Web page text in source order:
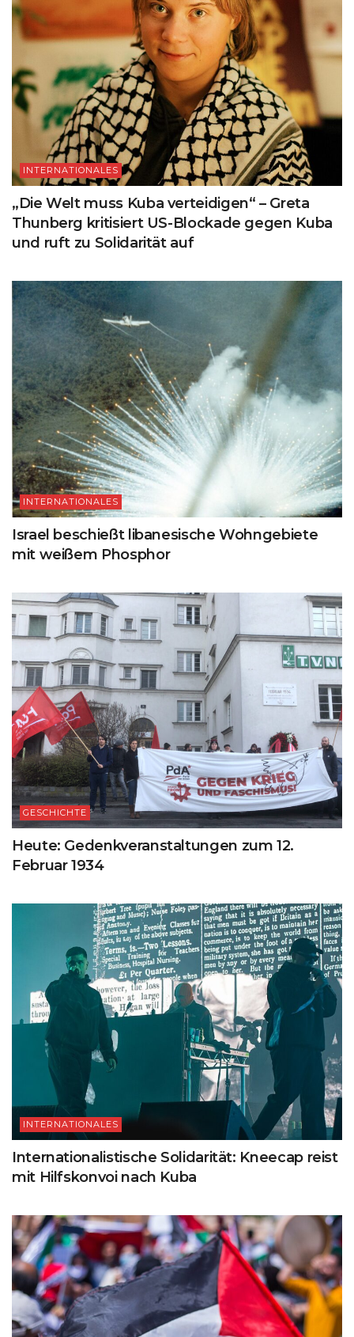
INTERNATIONALES
„Die Welt muss Kuba verteidigen“ – Greta
Thunberg kritisiert US-Blockade gegen Kuba
und ruft zu Solidarität auf
INTERNATIONALES
Israel beschießt libanesische Wohngebiete
mit weißem Phosphor
GESCHICHTE
Heute: Gedenkveranstaltungen zum 12.
Februar 1934
INTERNATIONALES
Internationalistische Solidarität: Kneecap reist
mit Hilfskonvoi nach Kuba